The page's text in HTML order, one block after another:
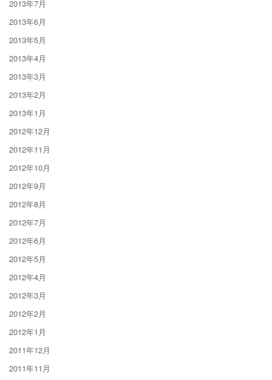
2013年7月
2013年6月
2013年5月
2013年4月
2013年3月
2013年2月
2013年1月
2012年12月
2012年11月
2012年10月
2012年9月
2012年8月
2012年7月
2012年6月
2012年5月
2012年4月
2012年3月
2012年2月
2012年1月
2011年12月
2011年11月